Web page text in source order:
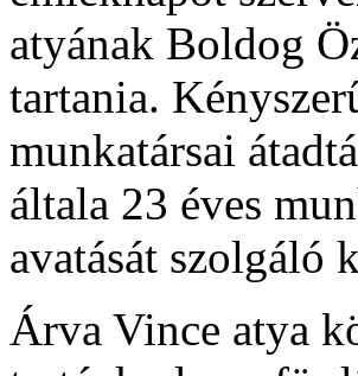
atyának Boldog
tartania.
munkatársai
általa 23 éves
avatását szolgáló
Árva Vince atya